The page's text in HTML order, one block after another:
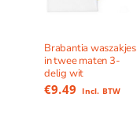
Brabantia waszakjes
in twee maten 3-
delig wit
€9.49 Incl. BTW